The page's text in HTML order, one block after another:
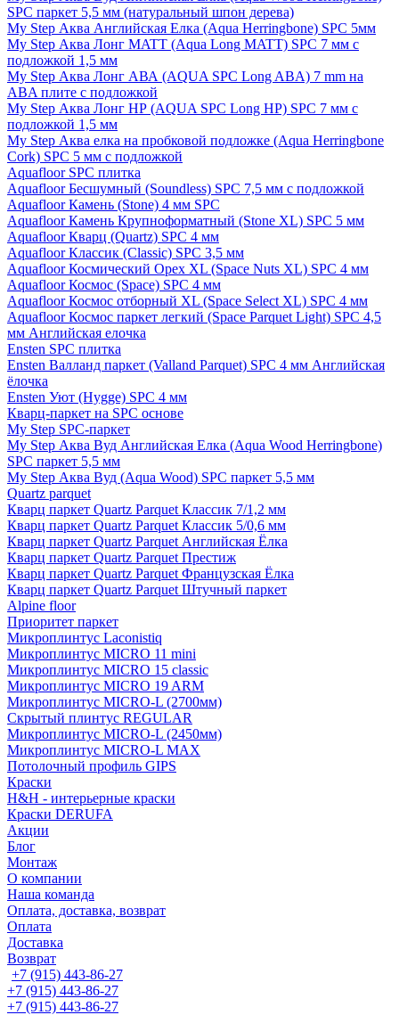
SPC паркет 5,5 мм (натуральный шпон дерева)
My Step Аква Английская Елка (Aqua Herringbone) SPC 5мм
My Step Аква Лонг MATT (Aqua Long MATT) SPC 7 мм с
подложкой 1,5 мм
My Step Аква Лонг АВА (AQUA SPC Long ABA) 7 mm на
ABA плите с подложкой
My Step Аква Лонг НР (AQUA SPC Long HP) SPC 7 мм с
подложкой 1,5 мм
My Step Аква елка на пробковой подложке (Aqua Herringbone
Cork) SPC 5 мм с подложкой
Aquafloor SPC плитка
Aquafloor Бесшумный (Soundless) SPC 7,5 мм с подложкой
Aquafloor Камень (Stone) 4 мм SPC
Aquafloor Камень Крупноформатный (Stone XL) SPC 5 мм
Aquafloor Кварц (Quartz) SPC 4 мм
Aquafloor Классик (Classic) SPC 3,5 мм
Aquafloor Космический Орех XL (Space Nuts XL) SPC 4 мм
Aquafloor Космос (Space) SPC 4 мм
Aquafloor Космос отборный XL (Space Select XL) SPC 4 мм
Aquafloor Космос паркет легкий (Space Parquet Light) SPC 4,5
мм Английская елочка
Ensten SPC плитка
Ensten Валланд паркет (Valland Parquet) SPC 4 мм Английская
ёлочка
Ensten Уют (Hygge) SPC 4 мм
Кварц-паркет на SPC основе
My Step SPC-паркет
My Step Аква Вуд Английская Елка (Aqua Wood Herringbone)
SPC паркет 5,5 мм
My Step Аква Вуд (Aqua Wood) SPC паркет 5,5 мм
Quartz parquet
Кварц паркет Quartz Parquet Классик 7/1,2 мм
Кварц паркет Quartz Parquet Классик 5/0,6 мм
Кварц паркет Quartz Parquet Английская Ёлка
Кварц паркет Quartz Parquet Престиж
Кварц паркет Quartz Parquet Французская Ёлка
Кварц паркет Quartz Parquet Штучный паркет
Alpine floor
Приоритет паркет
Микроплинтус Laconistiq
Микроплинтус MICRO 11 mini
Микроплинтус MICRO 15 classic
Микроплинтус MICRO 19 ARM
Микроплинтус MICRO-L (2700мм)
Скрытый плинтус REGULAR
Микроплинтус MICRO-L (2450мм)
Микроплинтус MICRO-L MAX
Потолочный профиль GIPS
Краски
H&H - интерьерные краски
Краски DERUFA
Акции
Блог
Монтаж
О компании
Наша команда
Оплата, доставка, возврат
Оплата
Доставка
Возврат
+7 (915) 443-86-27
+7 (915) 443-86-27
+7 (915) 443-86-27